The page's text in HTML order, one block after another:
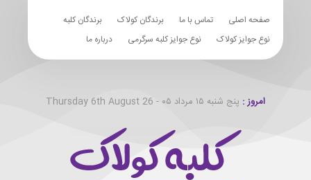
صفحه اصلی تماس با ما برندگان کولاک
برندگان کلبه
نوع جوایز کولاک
نوع جوایز کلبه سرگرمی درباره ما
امروز : پنج شنبه ۱۵ مرداد ۰۵ - Thursday 6th August 26